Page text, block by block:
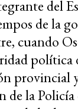
del
de la
cuando
política
provincial
de la